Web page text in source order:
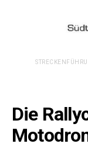
Die